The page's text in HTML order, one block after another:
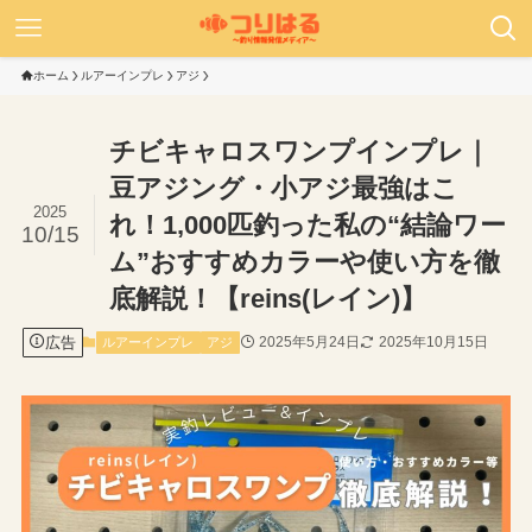
ホーム ルアーインプレ アジ
チビキャロスワンプインプレ｜
豆アジング・小アジ最強はこ
れ！1,000匹釣った私の“結論ワー
ム”おすすめカラーや使い方を徹
底解説！【reins(レイン)】
2025
10/15
広告 ルアーインプレ アジ 2025年5月24日 2025年10月15日